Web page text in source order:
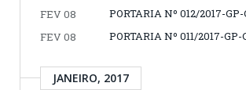
FEV 08
PORTARIA Nº 012/2017-
FEV 08
PORTARIA Nº 011/2017-
JANEIRO, 2017